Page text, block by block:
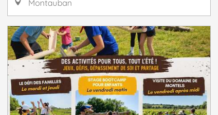
Montauban